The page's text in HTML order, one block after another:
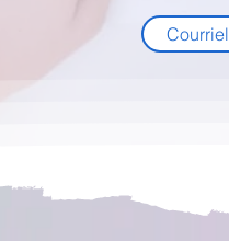
Courriel